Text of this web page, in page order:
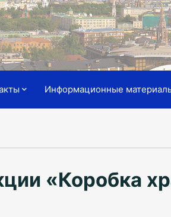
Информационные
«Коробка